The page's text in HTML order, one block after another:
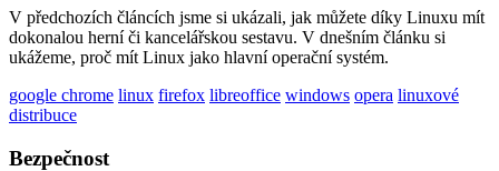
V předchozích článcích jsme si ukázali, jak můžete díky Linuxu mít
dokonalou herní či kancelářskou sestavu. V dnešním článku si
ukážeme, proč mít Linux jako hlavní operační systém.
google chrome linux firefox libreoffice windows opera linuxové
distribuce
Bezpečnost